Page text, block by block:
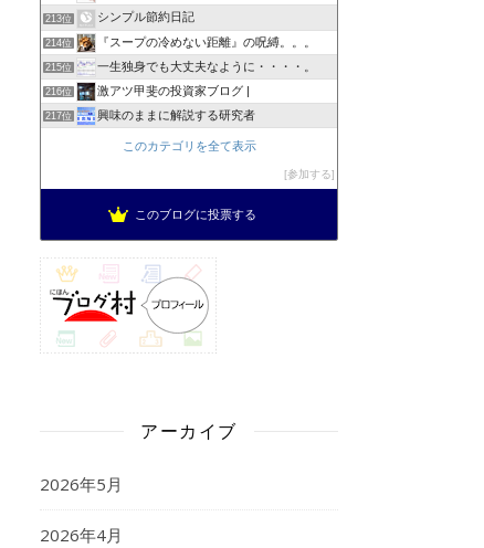
213位 シンプル節約日記
214位 『スープの冷めない距離』の呪縛。。。
215位 一生独身でも大丈夫なように・・・・。
216位 激アツ甲斐の投資家ブログ |
217位 興味のままに解説する研究者
このカテゴリを全て表示
参加する
このブログに投票する
アーカイブ
2026年5月
2026年4月